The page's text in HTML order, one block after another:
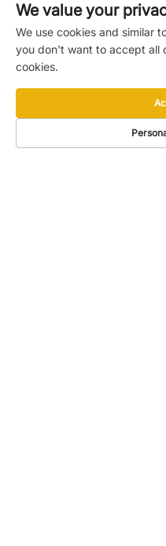
We value your
We use cookies and similar
you don't want to accept all
cookies.